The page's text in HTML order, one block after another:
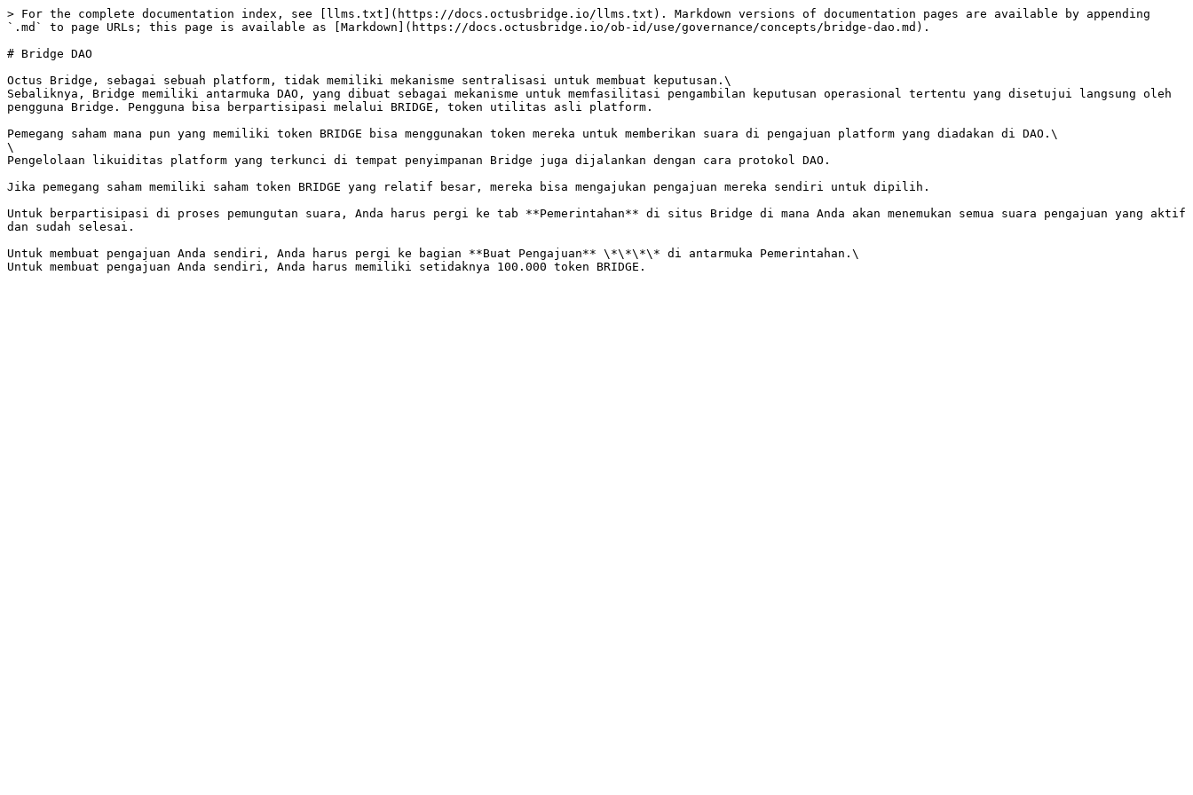
> For the complete documentation index, see [llms.txt](https://docs.octusbridge.io/llms.txt). Markdown versions of documentation pages are available by appending
`.md` to page URLs; this page is available as [Markdown](https://docs.octusbridge.io/ob-id/use/governance/concepts/bridge-dao.md).
# Bridge DAO
Octus Bridge, sebagai sebuah platform, tidak memiliki mekanisme sentralisasi untuk membuat keputusan.\
Sebaliknya, Bridge memiliki antarmuka DAO, yang dibuat sebagai mekanisme untuk memfasilitasi pengambilan keputusan operasional tertentu yang disetujui langsung oleh
pengguna Bridge. Pengguna bisa berpartisipasi melalui BRIDGE, token utilitas asli platform.
Pemegang saham mana pun yang memiliki token BRIDGE bisa menggunakan token mereka untuk memberikan suara di pengajuan platform yang diadakan di DAO.\
\
Pengelolaan likuiditas platform yang terkunci di tempat penyimpanan Bridge juga dijalankan dengan cara protokol DAO.
Jika pemegang saham memiliki saham token BRIDGE yang relatif besar, mereka bisa mengajukan pengajuan mereka sendiri untuk dipilih.
Untuk berpartisipasi di proses pemungutan suara, Anda harus pergi ke tab **Pemerintahan** di situs Bridge di mana Anda akan menemukan semua suara pengajuan yang aktif
dan sudah selesai.
Untuk membuat pengajuan Anda sendiri, Anda harus pergi ke bagian **Buat Pengajuan** \*\*\*\* di antarmuka Pemerintahan.\